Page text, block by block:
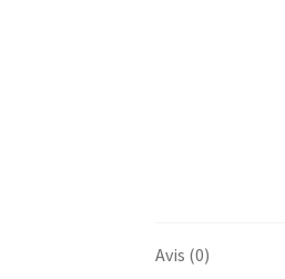
Avis (0)